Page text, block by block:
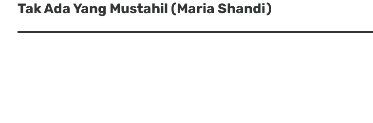
Next
Tak Ada Yang Mustahil (Maria Shandi)